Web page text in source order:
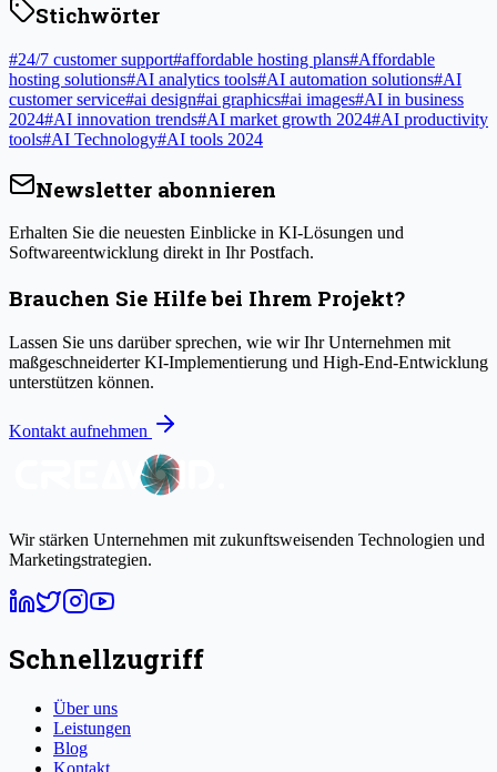
Stichwörter
#24/7 customer support#affordable hosting plans#Affordable
hosting solutions#AI analytics tools#AI automation solutions#AI
customer service#ai design#ai graphics#ai images#AI in business
2024#AI innovation trends#AI market growth 2024#AI productivity
tools#AI Technology#AI tools 2024
Newsletter abonnieren
Erhalten Sie die neuesten Einblicke in KI-Lösungen und
Softwareentwicklung direkt in Ihr Postfach.
Brauchen Sie Hilfe bei Ihrem Projekt?
Lassen Sie uns darüber sprechen, wie wir Ihr Unternehmen mit
maßgeschneiderter KI-Implementierung und High-End-Entwicklung
unterstützen können.
Kontakt aufnehmen
Wir stärken Unternehmen mit zukunftsweisenden Technologien und
Marketingstrategien.
Schnellzugriff
Über uns
Leistungen
Blog
Kontakt